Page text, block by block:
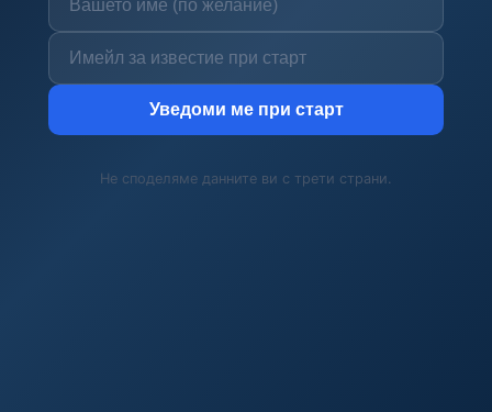
Уведоми ме при старт
Не споделяме данните ви с трети страни.